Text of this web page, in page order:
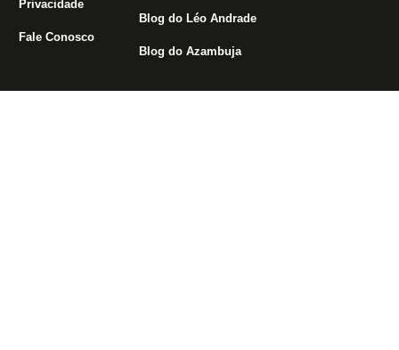
Privacidade
Fale Conosco
Blog do Léo Andrade
Blog do Azambuja